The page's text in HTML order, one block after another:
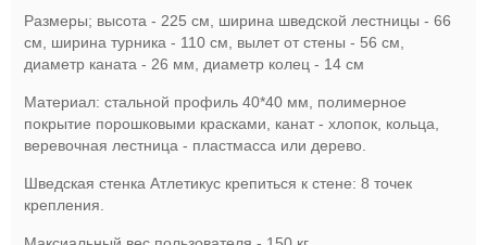
Размеры; высота - 225 см, ширина шведской лестницы - 66
см, ширина турника - 110 см, вылет от стены - 56 см,
диаметр каната - 26 мм, диаметр колец - 14 см
Материал: стальной профиль 40*40 мм, полимерное
покрытие порошковыми красками, канат - хлопок, кольца,
веревочная лестница - пластмасса или дерево.
Шведская стенка Атлетикус крепиться к стене: 8 точек
крепления.